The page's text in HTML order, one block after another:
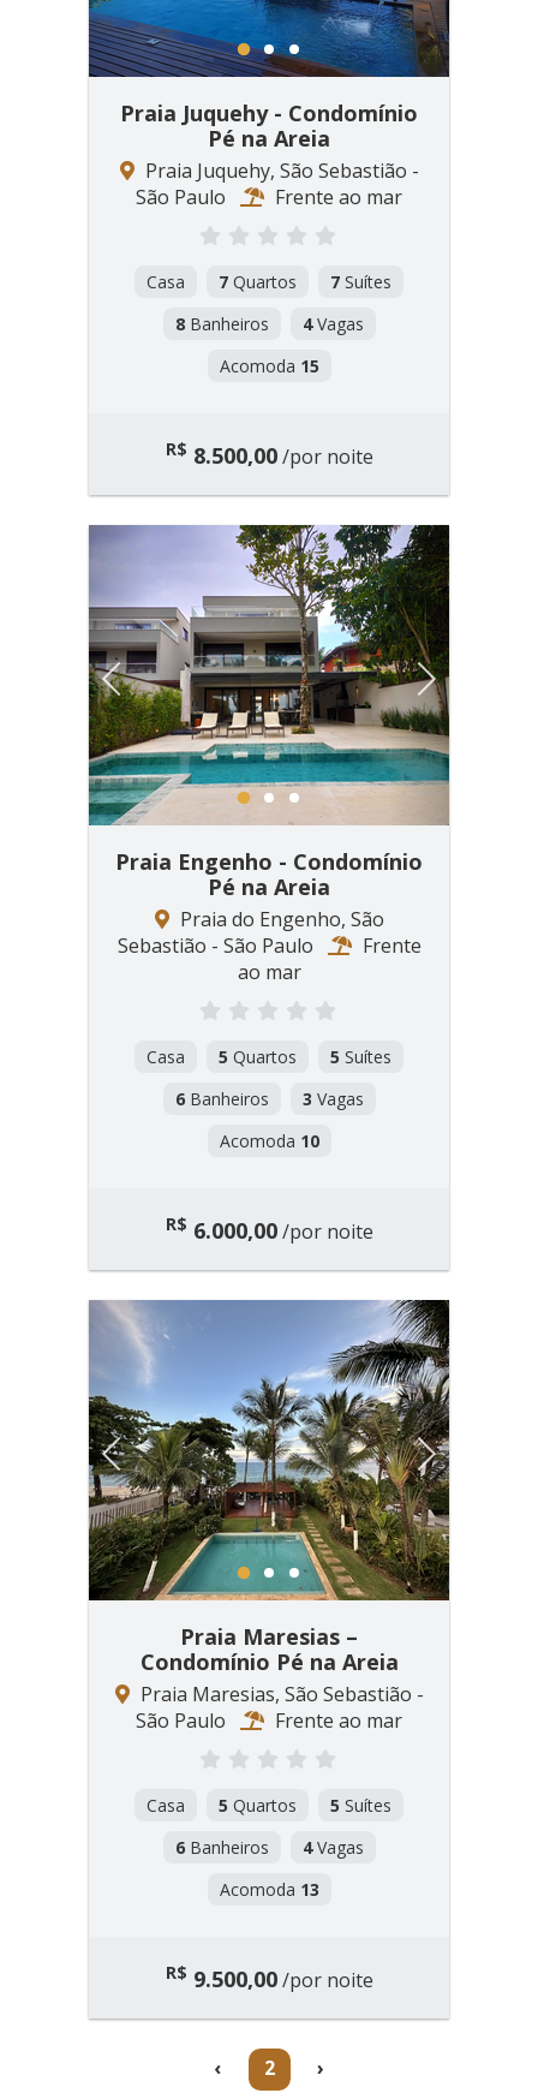
1 2 3
Praia Juquehy - Condomínio
Pé na Areia
Praia Juquehy, São Sebastião -
São Paulo
Frente ao mar
Casa 7 Quartos 7 Suítes
8Banheiros 4Vagas
Acomoda 15
R$ 8.500,00/por noite
Previous Next
1 2 3
Praia Engenho - Condomínio
Pé na Areia
Praia do Engenho, São
Sebastião - São Paulo
Frente
ao mar
Casa 5 Quartos 5 Suítes
6Banheiros 3 Vagas
Acomoda 10
R$ 6.000,00/por noite
Previous Next
1 2 3
Praia Maresias –
Condomínio Pé na Areia
Praia Maresias, São Sebastião -
São Paulo
Frente ao mar
Casa 5 Quartos 5 Suítes
6Banheiros 4Vagas
Acomoda 13
R$ 9.500,00/por noite
‹ 2(current)
›